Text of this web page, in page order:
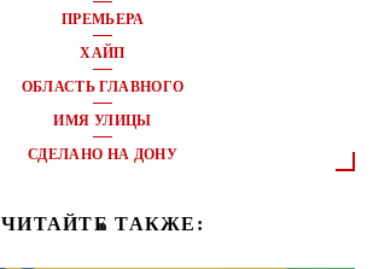
ПРЕМЬЕРА
ХАЙП
ОБЛАСТЬ ГЛАВНОГО
ИМЯ УЛИЦЫ
СДЕЛАНО НА ДОНУ
ЧИТАЙТЕ ТАКЖЕ: